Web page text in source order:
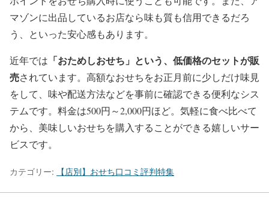
マゾンに出品しているお店なら味も質も信用できるだろ
う、といった安心感もあります。
近年では 「おためしおせち」という、低価格のセットが販
売されています。高額なおせちをお正月前に少しだけ味見
をして、味や配送方法などを事前に確認できる便利なシス
テムです。料金は500円～2,000円ほど。気軽に食べ比べて
から、美味しいおせちを購入することができる嬉しいサー
ビスです。
カテゴリー: 【店別】おせち口コミ評判特集